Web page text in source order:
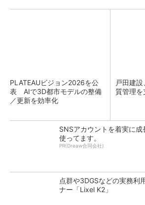
PLATEAUビジョン2026を公
表 AIで3D都市モデルの整備
／更新を効率化
戸田建
質管理を
SNSアカウントを着実に成
使ってます。
PR(Dreaw合同会社)
点群や3DGSなどの実務利
ナー「Lixel K2」